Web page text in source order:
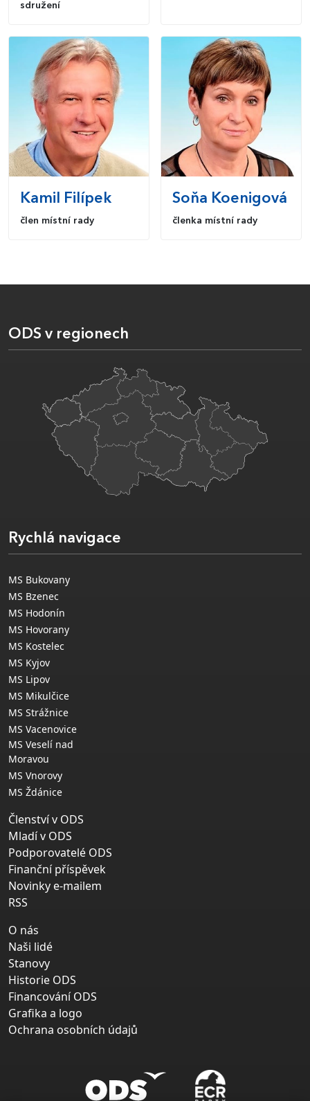
sdružení
Kamil Filípek
člen místní rady
Soňa Koenigová
členka místní rady
ODS v regionech
Rychlá navigace
MS Bukovany
MS Bzenec
MS Hodonín
MS Hovorany
MS Kostelec
MS Kyjov
MS Lipov
MS Mikulčice
MS Strážnice
MS Vacenovice
MS Veselí nad
Moravou
MS Vnorovy
MS Ždánice
Členství v ODS
Mladí v ODS
Podporovatelé ODS
Finanční příspěvek
Novinky e-mailem
RSS
O nás
Naši lidé
Stanovy
Historie ODS
Financování ODS
Grafika a logo
Ochrana osobních údajů